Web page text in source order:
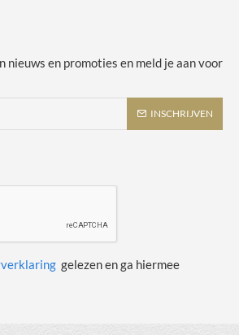
nieuws en promoties en meld je aan voor
INSCHRIJVEN
gelezen en ga hiermee